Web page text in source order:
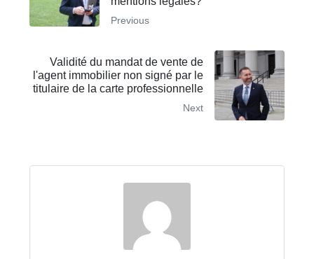
Previous
Validité du mandat de vente de
l'agent immobilier non signé par le
titulaire de la carte professionnelle
Next